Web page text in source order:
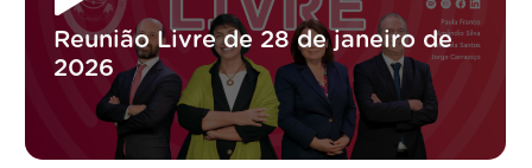
Reunião Livre de 28 de janeiro de
2026